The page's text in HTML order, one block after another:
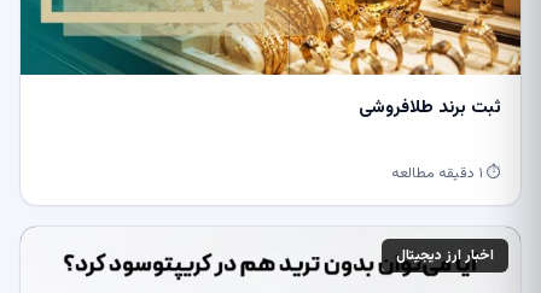
ثبت برند طلافروشی
⏱ ۱ دقیقه مطالعه
اخبار ارز دیجیتال